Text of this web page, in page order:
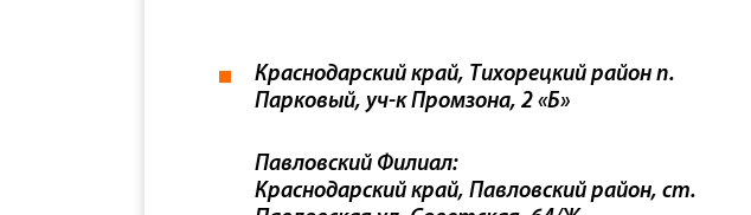
Краснодарский край, Тихорецкий район п.
Парковый, уч-к Промзона, 2 «Б»
Павловский Филиал:
Краснодарский край, Павловский район, ст.